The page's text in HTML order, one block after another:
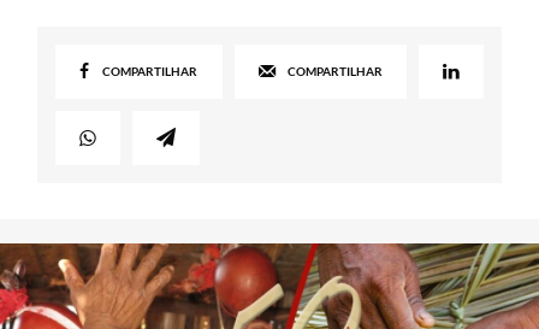
COMPARTILHAR COMPARTILHAR